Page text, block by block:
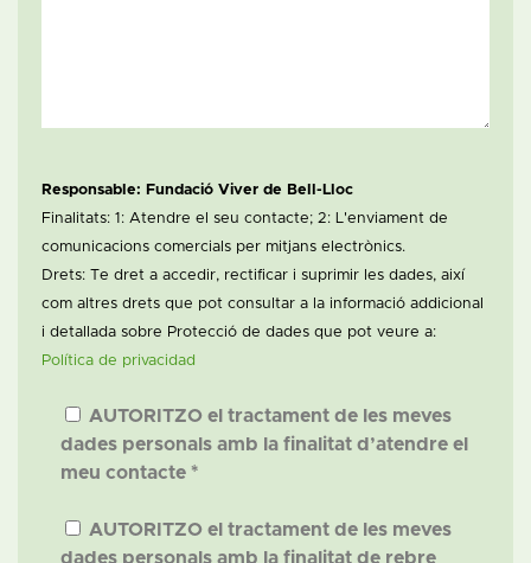
Responsable: Fundació Viver de Bell-Lloc
Finalitats: 1: Atendre el seu contacte; 2: L'enviament de
comunicacions comercials per mitjans electrònics.
Drets: Te dret a accedir, rectificar i suprimir les dades, així
com altres drets que pot consultar a la informació addicional
i detallada sobre Protecció de dades que pot veure a:
Política de privacidad
AUTORITZO el tractament de les meves
dades personals amb la finalitat d’atendre el
meu contacte *
AUTORITZO el tractament de les meves
dades personals amb la finalitat de rebre